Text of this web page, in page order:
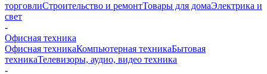
торговлиСтроительство и ремонтТовары для домаЭлектрика и
свет
-
Офисная техника
Офисная техникаКомпьютерная техникаБытовая
техникаТелевизоры, аудио, видео техника
-